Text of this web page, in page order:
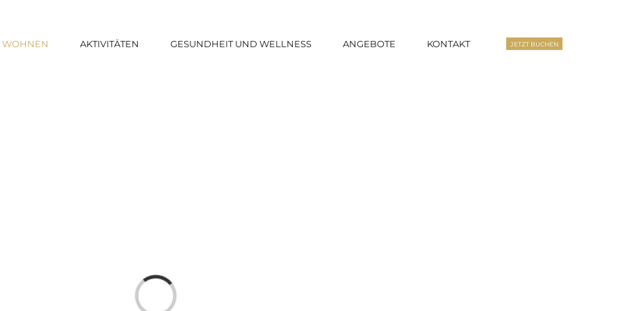
WOHNEN AKTIVITÄTEN GESUNDHEIT UND WELLNESS ANGEBOTE KONTAKT JETZT BUCHEN
Laden...